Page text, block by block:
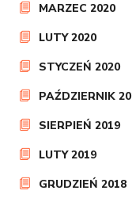
MARZEC 2020
LUTY 2020
STYCZEŃ 2020
PAŹDZIERNIK
SIERPIEŃ 2019
LUTY 2019
GRUDZIEŃ 2018